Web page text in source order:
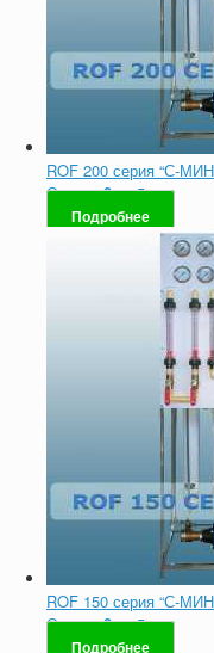
ROF 200 серия “С-
Оценка0из 5
Подробнее
ROF 150 серия “С-
Оценка0из 5
Подробнее